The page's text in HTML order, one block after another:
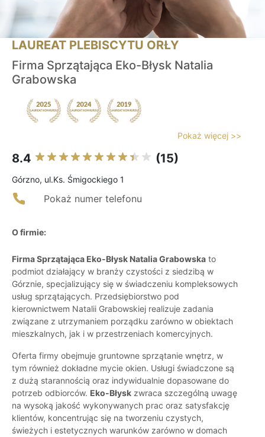
LAUREAT PLEBISCYTU ORŁY
Firma Sprzątająca Eko-Błysk Natalia
Grabowska
Pokaż więcej >>
8.4 (15)
Górzno, ul.Ks. Śmigockiego 1
Pokaż numer telefonu
O firmie:
Firma Sprzątająca Eko-Błysk Natalia Grabowska to
podmiot działający w branży czystości z siedzibą w
Górznie, specjalizujący się w świadczeniu kompleksowych
usług sprzątających. Przedsiębiorstwo pod
kierownictwem Natalii Grabowskiej realizuje zadania
związane z utrzymaniem porządku zarówno w obiektach
mieszkalnych, jak i w przestrzeniach komercyjnych.
Oferta firmy obejmuje gruntowne sprzątanie wnętrz, w
tym również dokładne mycie okien. Usługi świadczone są
z dużą starannością oraz indywidualnie dopasowane do
potrzeb odbiorców. Eko-Błysk zwraca szczególną uwagę
na wysoką jakość wykonywanych prac oraz satysfakcję
klientów, koncentrując się na tworzeniu czystych,
świeżych i estetycznych warunków zarówno w domach